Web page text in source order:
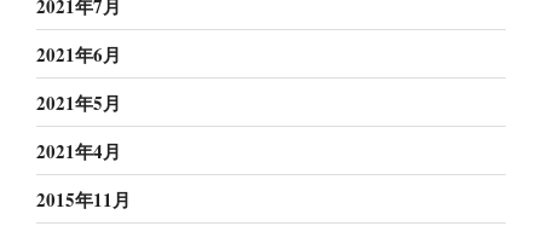
2021年7月
2021年6月
2021年5月
2021年4月
2015年11月